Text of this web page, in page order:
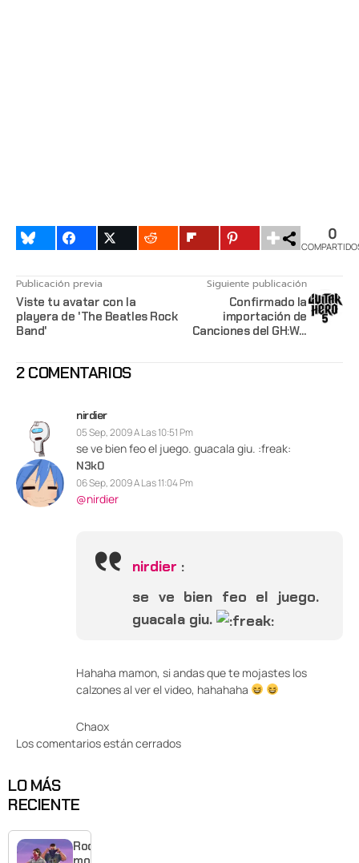
0
Publicación previa
Viste tu avatar con la
playera de 'The Beatles Rock
Band'
Siguiente publicación
Confirmado la
importación de
Canciones del GH:WT
2 COMENTARIOS
nirdier
05 Sep, 2009 A Las 10:51 Pm
se ve bien feo el juego. guacala giu. :freak:
N3k0
06 Sep, 2009 A Las 11:04 Pm
@nirdier
nirdier :
se ve bien feo el juego.
guacala giu.
Hahaha mamon, si andas que te mojastes los
calzones al ver el video, hahahaha
Chaox
Los comentarios están cerrados
LO MÁS
RECIENTE
Rockstar